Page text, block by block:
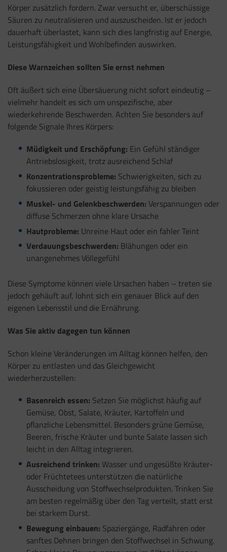
Körper zusätzlich fordern. Zwar versucht er, überschüssige
Säuren zu neutralisieren und auszuscheiden. Ist er jedoch
dauerhaft überlastet, kann sich dies langfristig auf Energie,
Leistungsfähigkeit und Wohlbefinden auswirken.
Diese Warnzeichen sollten Sie ernst nehmen
Oft äußert sich eine Übersäuerung nicht sofort eindeutig –
vielmehr handelt es sich um unspezifische, aber
wiederkehrende Beschwerden. Achten Sie besonders auf
folgende Signale Ihres Körpers:
Müdigkeit und Erschöpfung: Ein Gefühl ständiger
Antriebslosigkeit, trotz ausreichend Schlaf
Konzentrationsprobleme: Schwierigkeiten, sich zu
fokussieren oder geistig leistungsfähig zu bleiben
Muskel- und Gelenkbeschwerden: Verspannungen oder
diffuse Schmerzen ohne klare Ursache
Hautprobleme: Unreine Haut oder ein fahler Teint
Verdauungsbeschwerden: Blähungen oder ein
unangenehmes Völlegefühl
Diese Symptome können viele Ursachen haben – treten sie
jedoch gehäuft auf, lohnt sich ein genauer Blick auf den
eigenen Lebensstil und die Ernährung.
Was Sie aktiv dagegen tun können
Schon kleine Veränderungen im Alltag können helfen, den
Körper zu entlasten und das Gleichgewicht
wiederherzustellen:
Basenreich essen: Setzen Sie möglichst häufig auf
Gemüse, Obst, Salate, Kräuter, Kartoffeln und
pflanzliche Lebensmittel. Besonders grüne Gemüse,
Beeren, frische Kräuter und bunte Salate lassen sich
leicht in den Alltag integrieren.
Ausreichend trinken: Wasser und ungesüßte Kräuter-
oder Früchtetees unterstützen die natürliche
Ausscheidung von Stoffwechselprodukten. Trinken Sie
am besten regelmäßig über den Tag verteilt, statt erst
bei starkem Durst.
Bewegung einbauen: Spaziergänge, Radfahren oder
sanftes Dehnen bringen den Stoffwechsel in Schwung.